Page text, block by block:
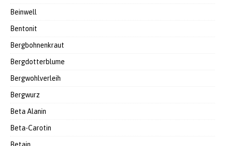
Beinwell
Bentonit
Bergbohnenkraut
Bergdotterblume
Bergwohlverleih
Bergwurz
Beta Alanin
Beta-Carotin